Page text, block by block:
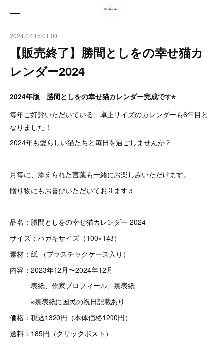
2024.07.15 01:00
【販売終了】勝間としをの幸せ猫カ
レンダー2024
2024年版 勝間としをの幸せ猫カレンダー完成です⭐︎
毎年ご好評いただいている、卓上サイズのカレンダーも6年目と
なりました！
2024年も愛らしい猫たちと毎日を過ごしませんか？
月毎に、添えられた言葉も一緒にお楽しみいただけます。
贈り物にもお喜びいただいております♬
品名：勝間としをの幸せ猫カレンダー 2024
サイズ：ハガキサイズ（100×148）
素材：紙 （プラスチックケース入り）
内容：2023年12月〜2024年12月
表紙、作家プロフィール、裏表紙
※裏表紙に国民の祝日記載あり
価格：税込1320円（本体価格1200円）
送料：185円（クリックポスト）